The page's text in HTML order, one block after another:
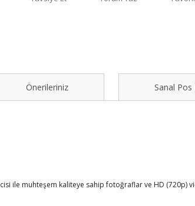
Önerileriniz Sanal Pos
ile muhteşem kaliteye sahip fotoğraflar ve HD (720p)